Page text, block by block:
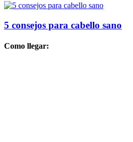
5 consejos para cabello sano
Como llegar: